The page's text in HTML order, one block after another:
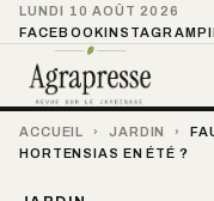
LUNDI 10 AOÛT 2026
FACEBOOKINSTAGRAM
ACCUEIL › JARDIN ›
HORTENSIAS EN ÉTÉ ?